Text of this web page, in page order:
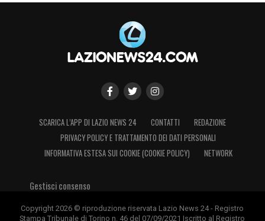
SCARICA L’APP DI LAZIO NEWS 24 CONTATTI
REDAZIONE
PRIVACY POLICY E TRATTAMENTO DEI DATI PERSONALI
INFORMATIVA ESTESA SUI COOKIE (COOKIE POLICY)
NETWORK
Gestisci consenso
Copyright 2026 © riproduzione riservata Lazio News 24 - Registro
Stampa Tribunale di Torino n. 46 del 07/09/2021 Iscritto al Registro